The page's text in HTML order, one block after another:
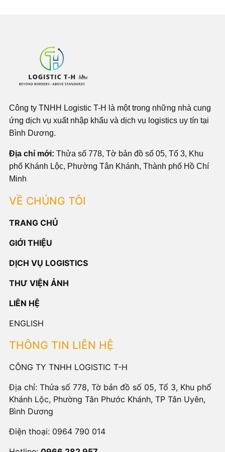
Công ty TNHH Logistic T-H là một trong những nhà cung
ứng dịch vụ xuất nhập khẩu và dịch vụ logistics uy tín tại
Bình Dương.
Địa chỉ mới: Thửa số 778, Tờ bản đồ số 05, Tổ 3, Khu
phố Khánh Lộc, Phường Tân Khánh, Thành phố Hồ Chí
Minh
VỀ CHÚNG TÔI
TRANG CHỦ
GIỚI THIỆU
DỊCH VỤ LOGISTICS
THƯ VIỆN ẢNH
LIÊN HỆ
ENGLISH
THÔNG TIN LIÊN HỆ
CÔNG TY TNHH LOGISTIC T-H
Địa chỉ: Thửa số 778, Tờ bản đồ số 05, Tổ 3, Khu phố
Khánh Lộc, Phường Tân Phước Khánh, TP Tân Uyên,
Bình Dương
Điện thoại: 0964 790 014